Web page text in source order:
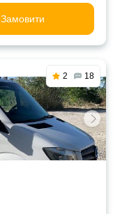
Замовити
2 18